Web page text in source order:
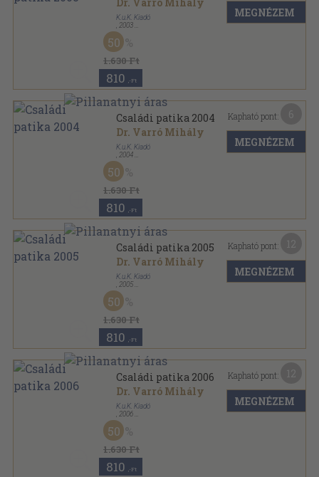
K.u.K. Kiadó
2003
Fűzött kemény papírkötés
Családi patika sorozat
1.630 Ft
50
810 ,-Ft
MEGNÉZEM
Családi patika 2004
Dr. Varró Mihály
K.u.K. Kiadó
2004
Fűzött kemény papírkötés
Családi patika sorozat
1.630 Ft
50
810 ,-Ft
Kapható pont:
MEGNÉZEM
Családi patika 2005
Dr. Varró Mihály
K.u.K. Kiadó
2005
Fűzött kemény papírkötés
Családi patika sorozat
1.630 Ft
50
810 ,-Ft
Kapható pont:
MEGNÉZEM
Családi patika 2006
Dr. Varró Mihály
K.u.K. Kiadó
2006
Fűzött kemény papírkötés
Családi patika sorozat
1.630 Ft
50
810 ,-Ft
Kapható pont:
MEGNÉZEM